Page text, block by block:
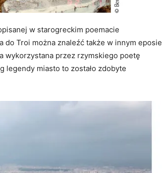
w starogreckim poemacie
do Troi można znaleźć także w innym eposie
wykorzystana przez rzymskiego poetę
legendy miasto to zostało zdobyte